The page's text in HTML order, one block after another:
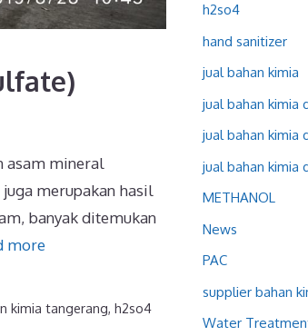
asam mineral
merupakan hasil
banyak ditemukan
more
kimia tangerang,h2so4
h2so4
hand sanitizer
jual bahan kimia
jual bahan kimia
jual bahan kimia
jual bahan kimia
METHANOL
News
PAC
supplier bahan
Water